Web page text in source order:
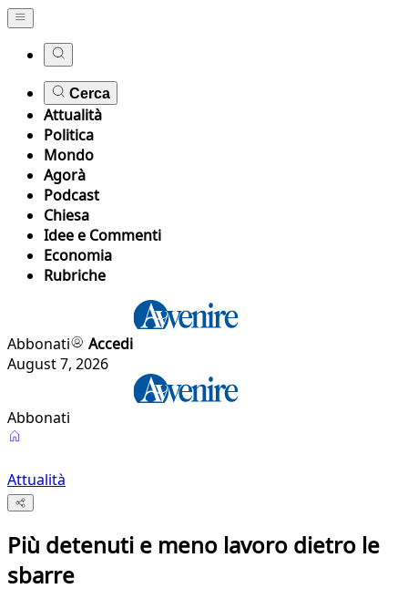
Cerca
Attualità
Politica
Mondo
Agorà
Podcast
Chiesa
Idee e Commenti
Economia
Rubriche
Abbonati
Accedi
August 7, 2026
Abbonati
Attualità
Più detenuti e meno lavoro dietro le
sbarre